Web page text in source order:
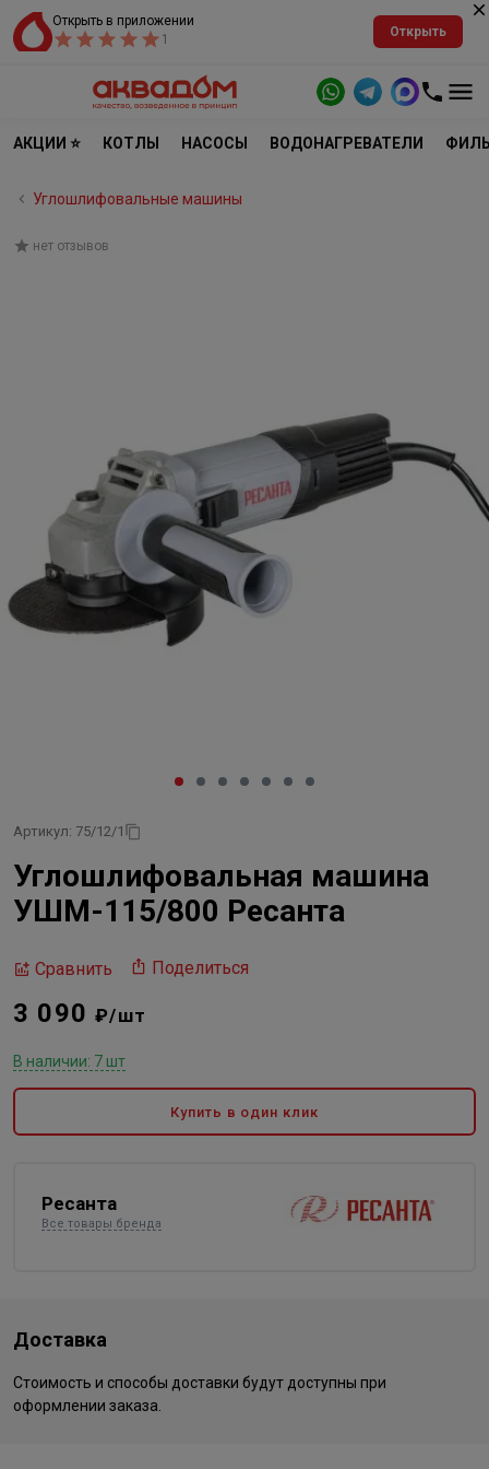
Открыть в приложении
1
Открыть
АКЦИИ ⭐ КОТЛЫ НАСОСЫ ВОДОНАГРЕВАТЕЛИ
Углошлифовальные машины
нет отзывов
Артикул: 75/12/1
Углошлифовальная машина
УШМ-115/800 Ресанта
Сравнить Поделиться
3 090₽/шт
В наличии: 7 шт
Купить в один клик
Ресанта
Все товары бренда
Доставка
Стоимость и способы доставки будут доступны при
оформлении заказа.